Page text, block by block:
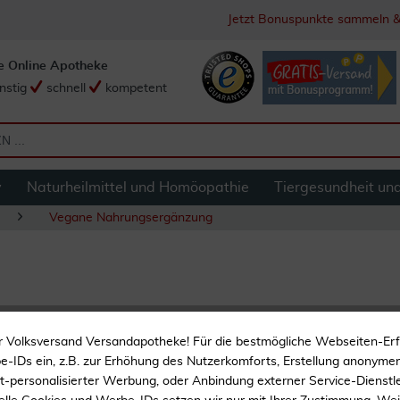
Jetzt Bonuspunkte sammeln
Online Apotheke
schnell kompetent
Naturheilmittel und Homöopathie Tiergesundheit
Vegane Nahrungsergänzung
Vegan
Laktosefrei
Versandapotheke! Für die bestmögliche Webseiten-
IDs ein, z.B. zur Erhöhung des Nutzerkomforts, Erstellung
personalisierter Werbung, oder Anbindung externer Service-